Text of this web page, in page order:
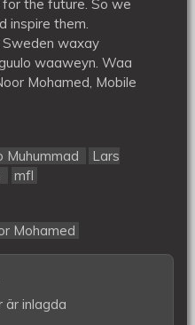
the future. So we
inspire them.
Sweden waxay
waaweyn. Waa
Mohamed, Mobile
Muhummad
Lars
mfl
Mohamed
är inlagda